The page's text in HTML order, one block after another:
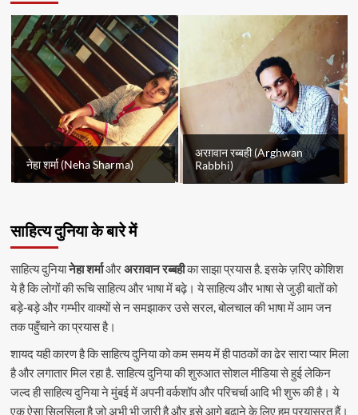
नेहा शर्मा (Neha Sharma)
अरग़वान रब्बही (Arghwan
Rabbhi)
साहित्य दुनिया के बारे में
साहित्य दुनियानेहा शर्माऔरअरग़वान रब्बहीका साझा प्रयास है. इसके ज़रिए कोशिश
ये है कि लोगों की रूचि साहित्य और भाषा में बढ़े। ये साहित्य और भाषा से जुड़ी बातों को
बड़े-बड़े और गम्भीर वाक्यों से न समझाकर उसे सरल, बोलचाल की भाषा में आम जन
तक पहुँचाने का प्रयास है।
शायद यही कारण है कि साहित्य दुनिया को कम समय में ही पाठकों का ढेर सारा प्यार मिला
है और लगातार मिल रहा है. साहित्य दुनिया की शुरुआत सोशल मीडिया से हुई लेकिन
जल्द ही साहित्य दुनिया ने मुंबई में अपनी वर्कशॉप और परिचर्चा आदि भी शुरू की है। ये
एक ऐसा सिलसिला है जो अभी भी जारी है और इसे आगे बढ़ाने के लिए हम प्रयासरत हैं।